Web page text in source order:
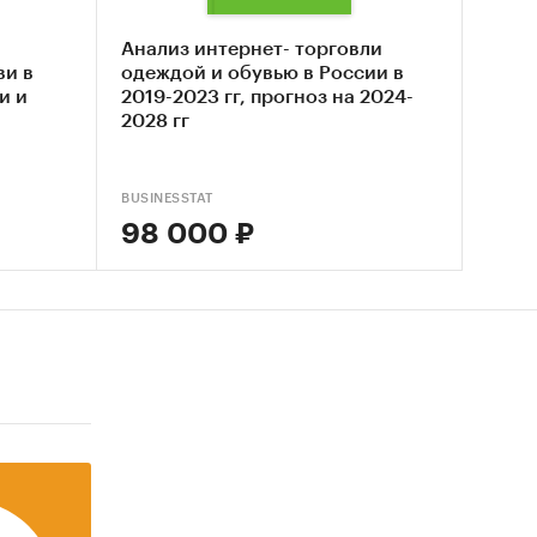
в
и
Анализ интернет- торговли
одеждой и обувью в России в
2019-2023 гг, прогноз на 2024-
2028 гг
BUSINESSTAT
98 000 ₽